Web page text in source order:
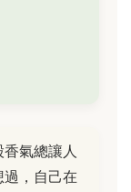
氣總讓人
，自己在